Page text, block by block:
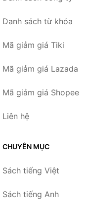
Danh sách từ khóa
Mã giảm giá Tiki
Mã giảm giá Lazada
Mã giảm giá Shopee
Liên hệ
CHUYÊN MỤC
Sách tiếng Việt
Sách tiếng Anh